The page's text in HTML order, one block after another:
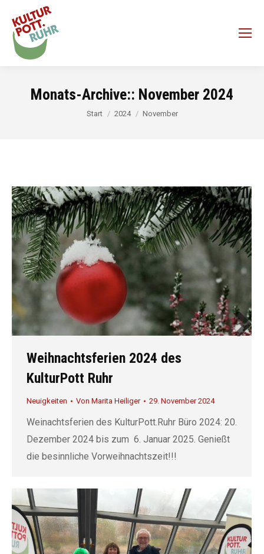
Monats-Archive:: November 2024
Sie befinden sich hier:
Start 2024 November
Weihnachtsferien 2024 des
KulturPott Ruhr
Neuigkeiten Von Marita Heiliger 29. November 2024
Weinachtsferien des KulturPott.Ruhr Büro 2024: 20.
Dezember 2024 bis zum 6. Januar 2025. Genießt
die besinnliche Vorweihnachtszeit!!!